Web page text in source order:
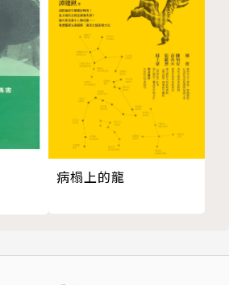
學帝國理工學院科技醫療史碩士。
，一邊於索邦法式文明課程修習法
爾還兼中文家教。曾經謀生處：中
病榻上的龍